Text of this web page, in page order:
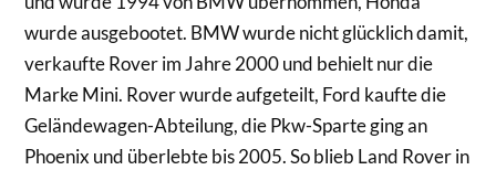
wurde ausgebootet. BMW wurde nicht glücklich damit,
verkaufte Rover im Jahre 2000 und behielt nur die
Marke Mini. Rover wurde aufgeteilt, Ford kaufte die
Geländewagen-Abteilung, die Pkw-Sparte ging an
Phoenix und überlebte bis 2005. So blieb Land Rover in